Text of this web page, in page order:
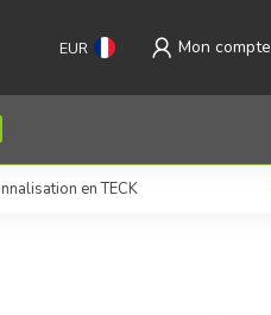
EUR Mon compte
en TECK